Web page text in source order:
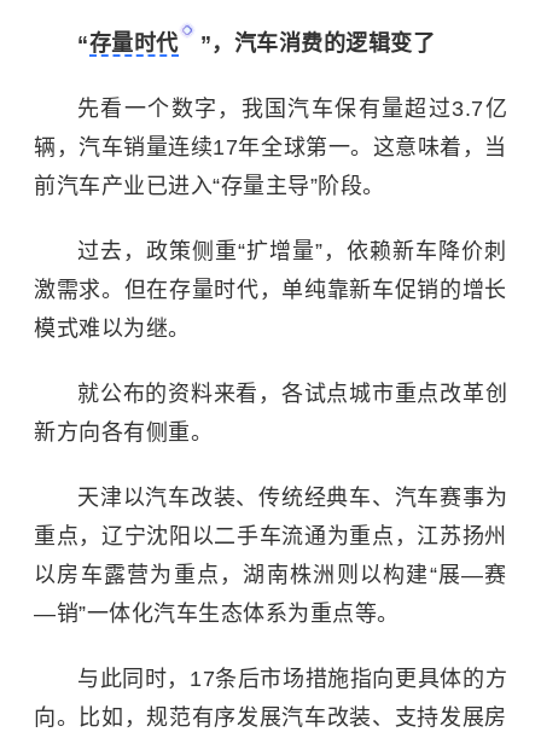
“存量时代 ”，汽车消费的逻辑变了
先看一个数字，我国汽车保有量超过3.7亿
辆，汽车销量连续17年全球第一。这意味着，当
前汽车产业已进入“存量主导”阶段。
过去，政策侧重“扩增量”，依赖新车降价刺
激需求。但在存量时代，单纯靠新车促销的增长
模式难以为继。
就公布的资料来看，各试点城市重点改革创
新方向各有侧重。
天津以汽车改装、传统经典车、汽车赛事为
重点，辽宁沈阳以二手车流通为重点，江苏扬州
以房车露营为重点，湖南株洲则以构建“展—赛
—销”一体化汽车生态体系为重点等。
与此同时，17条后市场措施指向更具体的方
向。比如，规范有序发展汽车改装、支持发展房